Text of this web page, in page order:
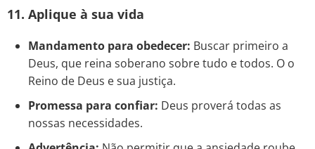
11. Aplique à sua vida
Mandamento para obedecer: Buscar primeiro a
Deus, que reina soberano sobre tudo e todos. O o
Reino de Deus e sua justiça.
Promessa para confiar: Deus proverá todas as
nossas necessidades.